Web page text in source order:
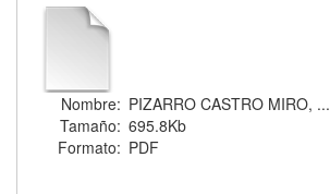
Nombre: PIZARRO CASTRO MIRO, ...
Tamaño: 695.8Kb
Formato: PDF